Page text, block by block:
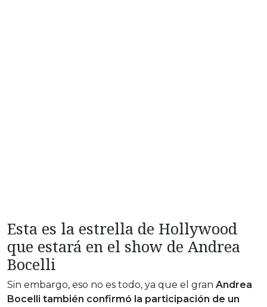
Esta es la estrella de Hollywood
que estará en el show de Andrea
Bocelli
Sin embargo, eso no es todo, ya que el gran Andrea
Bocelli también confirmó la participación de un